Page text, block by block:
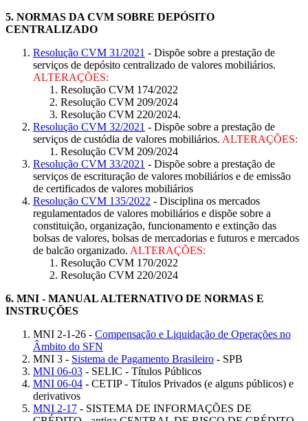
5. NORMAS DA CVM SOBRE DEPÓSITO
CENTRALIZADO
Resolução CVM 31/2021 - Dispõe sobre a prestação de
serviços de depósito centralizado de valores mobiliários.
ALTERAÇÕES:
Resolução CVM 174/2022
Resolução CVM 209/2024
Resolução CVM 220/2024.
Resolução CVM 32/2021 - Dispõe sobre a prestação de
serviços de custódia de valores mobiliários. ALTERAÇÕES:
Resolução CVM 209/2024
Resolução CVM 33/2021 - Dispõe sobre a prestação de
serviços de escrituração de valores mobiliários e de emissão
de certificados de valores mobiliários
Resolução CVM 135/2022 - Disciplina os mercados
regulamentados de valores mobiliários e dispõe sobre a
constituição, organização, funcionamento e extinção das
bolsas de valores, bolsas de mercadorias e futuros e mercados
de balcão organizado. ALTERAÇÕES:
Resolução CVM 170/2022
Resolução CVM 220/2024
6. MNI - MANUAL ALTERNATIVO DE NORMAS E
INSTRUÇÕES
MNI 2-1-26 - Compensação e Liquidação de Operações no
Âmbito do SFN
MNI 3 - Sistema de Pagamento Brasileiro - SPB
MNI 06-03 - SELIC - Títulos Públicos
MNI 06-04 - CETIP - Títulos Privados (e alguns públicos) e
derivativos
MNI 2-17 - SISTEMA DE INFORMAÇÕES DE